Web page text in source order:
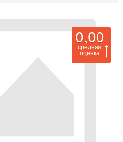
0,00
средняя
оценка